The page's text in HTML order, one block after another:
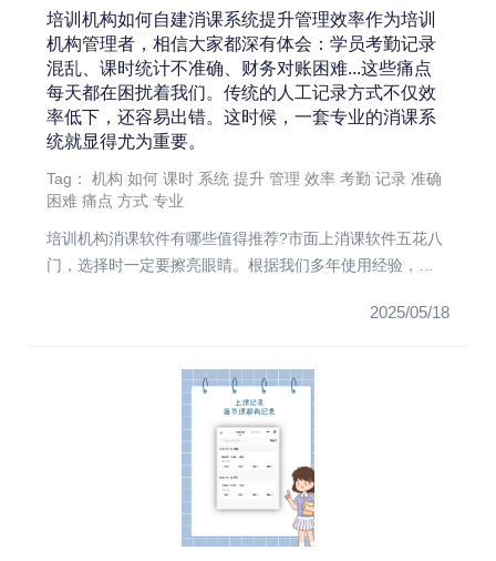
培训机构如何自建消课系统提升管理效率作为培训
机构管理者，相信大家都深有体会：学员考勤记录
混乱、课时统计不准确、财务对账困难...这些痛点
每天都在困扰着我们。传统的人工记录方式不仅效
率低下，还容易出错。这时候，一套专业的消课系
统就显得尤为重要。
Tag：机构 如何 课时 系统 提升 管理 效率 考勤 记录 准确
困难 痛点 方式 专业
培训机构消课软件有哪些值得推荐?市面上消课软件五花八
门，选择时一定要擦亮眼睛。根据我们多年使用经验，推
2025/05/18